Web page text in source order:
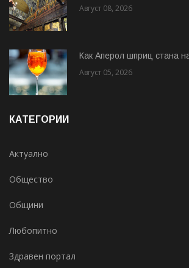
Август 08, 2026
Как Аперол шприц стана
Август 05, 2026
КАТЕГОРИИ
Актуално
Общество
Общини
Любопитно
Здравен портал